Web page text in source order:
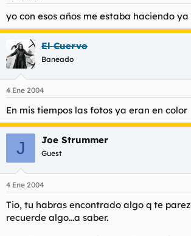
yo con esos años me estaba haciendo
El Cuervo
Baneado
4 Ene 2004
En mis tiempos las fotos ya eran en color
J Joe Strummer
Guest
4 Ene 2004
Tio, tu habras encontrado algo q te
recuerde algo...a saber.